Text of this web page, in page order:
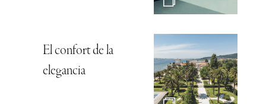
El confort de la
elegancia